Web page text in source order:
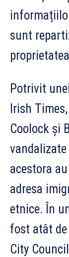
sunt
Potrivit
Irish
Coolock și
acestora
adresa
etnice. În
fost atât
City